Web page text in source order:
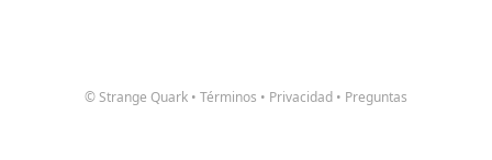
© Strange Quark • Términos • Privacidad • Preguntas